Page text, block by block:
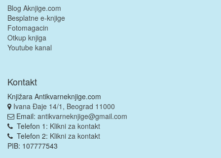
Blog Aknjige.com
Besplatne e-knjige
Fotomagacin
Otkup knjiga
Youtube kanal
Kontakt
Knjižara Antikvarneknjige.com
Ivana Đaje 14/1, Beograd 11000
Email: antikvarneknjige@gmail.com
Telefon 1: Klikni za kontakt
Telefon 2: Klikni za kontakt
PIB: 107777543